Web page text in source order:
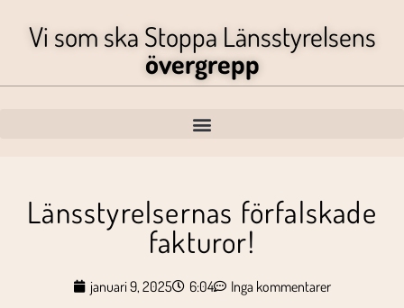
Vi som ska Stoppa Länsstyrelsens
övergrepp
Länsstyrelsernas förfalskade
fakturor!
januari 9, 2025 6:04 Inga kommentarer